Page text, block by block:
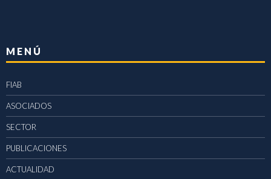
MENÚ
FIAB
ASOCIADOS
SECTOR
PUBLICACIONES
ACTUALIDAD